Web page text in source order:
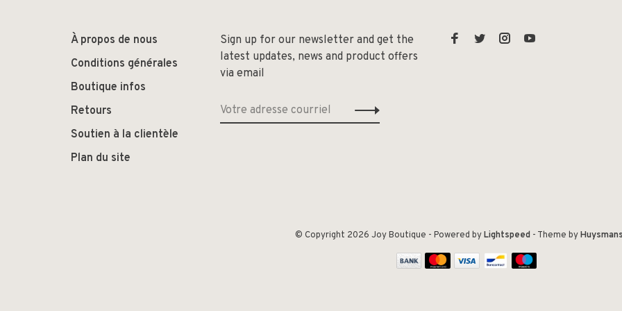
À propos de nous
Conditions générales
Boutique infos
Retours
Soutien à la clientèle
Plan du site
Sign up for our newsletter and get the
latest updates, news and product offers
via email
© Copyright 2026 Joy Boutique - Powered byLightspeed- Theme by